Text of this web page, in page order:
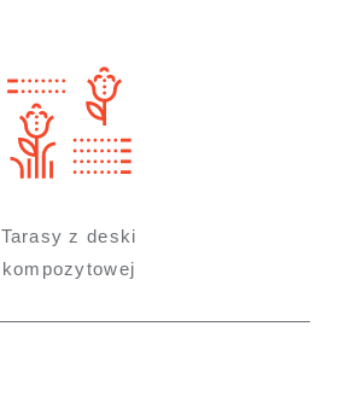
Tarasy z deski
kompozytowej